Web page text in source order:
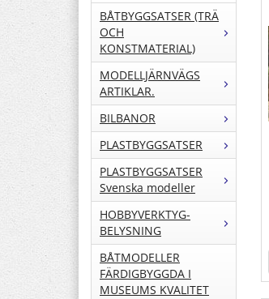
BÅTBYGGSATSER (TRÄ
OCH
KONSTMATERIAL)
MODELLJÄRNVÄGS
ARTIKLAR.
BILBANOR
PLASTBYGGSATSER
PLASTBYGGSATSER
Svenska modeller
HOBBYVERKTYG-
BELYSNING
BÅTMODELLER
FÄRDIGBYGGDA I
MUSEUMS KVALITET